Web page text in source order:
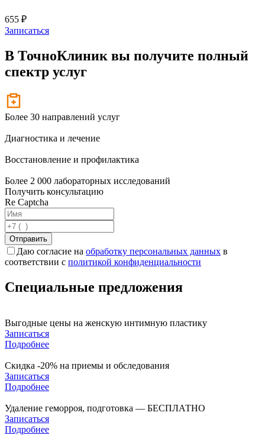
655 ₽
Записаться
В ТочноКлиник вы получите полный
спектр услуг
Более 30 направлений услуг
Диагностика и лечение
Восстановление и профилактика
Более 2 000 лабораторных исследований
Получить консультацию
Re Captcha
Отправить
Даю согласие на обработку персональных данных в
соответствии с политикой конфиденциальности
Специальные предложения
Выгодные цены на женскую интимную пластику
Записаться
Подробнее
Скидка -20% на приемы и обследования
Записаться
Подробнее
Удаление геморроя, подготовка — БЕСПЛАТНО
Записаться
Подробнее